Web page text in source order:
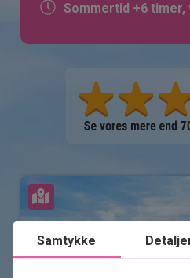
Sommertid +6
Se kort
Samtykke